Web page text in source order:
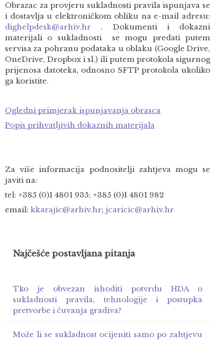
Obrazac za provjeru sukladnosti pravila ispunjava se
i dostavlja u elektroničkom obliku na e-mail adresu:
dighelpdesk@arhiv.hr . Dokumenti i dokazni
materijali o sukladnosti se mogu predati putem
servisa za pohranu podataka u oblaku (Google Drive,
OneDrive, Dropbox i sl.) ili putem protokola sigurnog
prijenosa datoteka, odnosno SFTP protokola ukoliko
ga koristite.
Ogledni primjerak ispunjavanja obrasca
Popis prihvatljivih dokaznih materijala
Za više informacija podnositelji zahtjeva mogu se
javiti na:
tel: +385 (0)1 4801 935; +385 (0)1 4801 982
email: kkarajic@arhiv.hr; jcaricic@arhiv.hr
Najčešće postavljana pitanja
Tko je obvezan ishoditi potvrdu HDA o
sukladnosti pravila, tehnologije i postupka
pretvorbe i čuvanja gradiva?
Može li se sukladnost ocijeniti samo po zahtjevu